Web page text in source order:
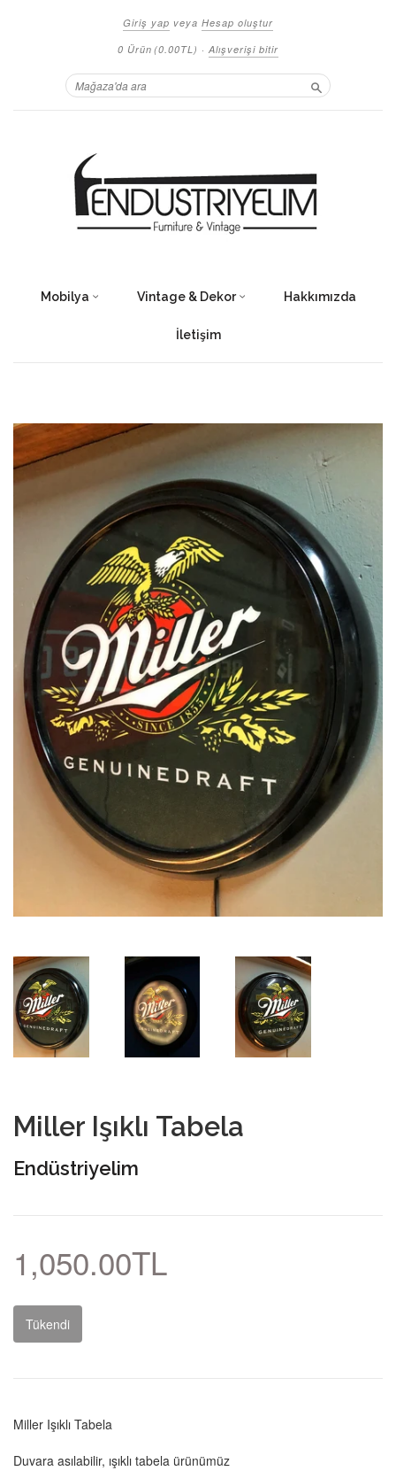
Giriş yap veya Hesap oluştur
0 Ürün (0.00TL) · Alışverişi bitir
Ara
Mobilya Vintage & Dekor Hakkımızda
İletişim
Miller Işıklı Tabela
Endüstriyelim
1,050.00TL
Tükendi
Miller Işıklı Tabela
Duvara asılabilir, ışıklı tabela ürünümüz